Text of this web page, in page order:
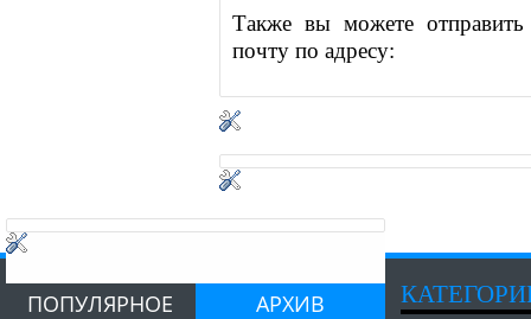
Также вы можете
почту по адресу:
ПОПУЛЯРНОЕ АРХИВ